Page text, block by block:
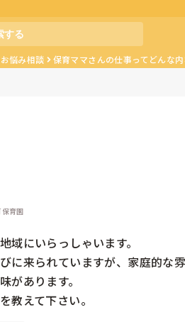
悩み相談 保育ママさんの仕事ってどんな内
育園
域にいらっしゃいます。
に来られていますが、家庭的な雰
があります。
教えて下さい。